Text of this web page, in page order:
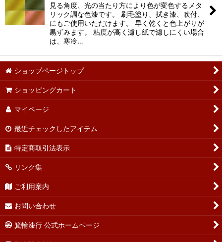
見る角度、光の当たり方により色が変色するメタ
リック調な色漆です。 刷毛塗り、拭き漆、吹付、
にもご使用いただけます。 早く乾くと色上がりが
黒ずみます。 粘度が高く濾し紙で濾しにくい場合
は、寒冷…
ショップページトップ
ショッピングカート
マイページ
最近チェックしたアイテム
特定商取引法表示
リンク集
ご利用案内
お問い合わせ
箕輪漆行 公式ホームページ